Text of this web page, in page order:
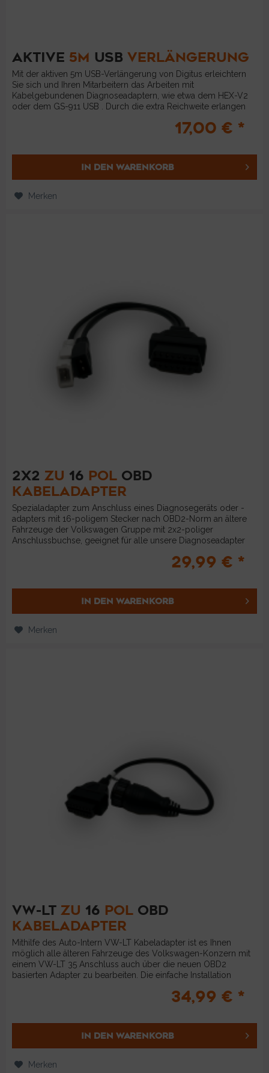
AKTIVE 5M USB VERLÄNGERUNG
Mit der aktiven 5m USB-Verlängerung von Digitus erleichtern
Sie sich und Ihren Mitarbeitern das Arbeiten mit
Kabelgebundenen Diagnoseadaptern, wie etwa dem HEX-V2
oder dem GS-911 USB . Durch die extra Reichweite erlangen
17,00 € *
IN DEN WARENKORB
Merken
2X2 ZU 16 POL OBD
KABELADAPTER
Spezialadapter zum Anschluss eines Diagnosegeräts oder -
adapters mit 16-poligem Stecker nach OBD2-Norm an ältere
Fahrzeuge der Volkswagen Gruppe mit 2x2-poliger
Anschlussbuchse, geeignet für alle unsere Diagnoseadapter
29,99 € *
IN DEN WARENKORB
Merken
VW-LT ZU 16 POL OBD
KABELADAPTER
Mithilfe des Auto-Intern VW-LT Kabeladapter ist es Ihnen
möglich alle älteren Fahrzeuge des Volkswagen-Konzern mit
einem VW-LT 35 Anschluss auch über die neuen OBD2
basierten Adapter zu bearbeiten. Die einfache Installation
34,99 € *
IN DEN WARENKORB
Merken